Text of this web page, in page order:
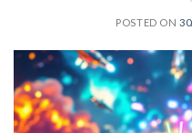
POSTED ON